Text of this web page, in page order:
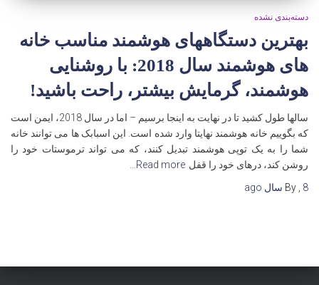
دسته‌بندی نشده
بهترین دستگاههای هوشمند مناسب خانه
های هوشمند سال 2018: با روشنایی
هوشمند، گرمایش بیشتر، راحت باشید!
سالها طول کشید تا در نهایت به اینجا برسیم – اما در سال 2018، ایمن است
که بگوییم خانه هوشمند نهایتا وارد شده است. این اسبابک ها می توانند خانه
شما را به یک توپی هوشمند تبدیل کنند، که می تواند ترموستات خود را
روشن کند، درهای خود را قفل Read more…
By , 8 سال